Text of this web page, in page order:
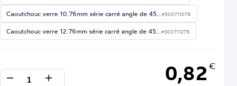
Caoutchouc verre 10.76mm série carré angle de 45… #300711076
Caoutchouc verre 12.76mm série carré angle de 45… #300711276
0,82 €